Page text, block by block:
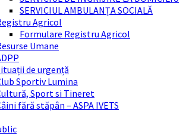
SERVICIUL AMBULANȚA SOCIALĂ
Agricol
Formulare Registru Agricol
Umane
de urgență
Sportiv Lumina
Sport si Tineret
fără stăpân – ASPA IVETS